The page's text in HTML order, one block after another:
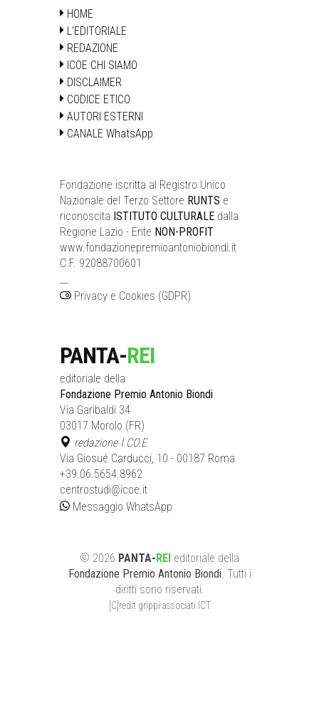
HOME
L'EDITORIALE
REDAZIONE
ICOE CHI SIAMO
DISCLAIMER
CODICE ETICO
AUTORI ESTERNI
CANALE WhatsApp
Fondazione iscritta al Registro Unico
Nazionale del Terzo Settore RUNTS e
riconoscita ISTITUTO CULTURALE dalla
Regione Lazio - Ente NON-PROFIT
www.fondazionepremioantoniobiondi.it
C.F. 92088700601
Privacy e Cookies (GDPR)
PANTA-REI
editoriale della
Fondazione Premio Antonio Biondi
Via Garibaldi 34
03017 Morolo (FR)
redazione I.CO.E.
Via Giosué Carducci, 10 - 00187 Roma
+39.06.5654.8962
centrostudi@icoe.it
Messaggio WhatsApp
© 2026 PANTA-REI editoriale della
Fondazione Premio Antonio Biondi . Tutti i
diritti sono riservati.
[C]redit grippi associati ICT